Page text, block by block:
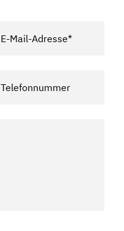
E-Mail-Adresse*
Telefonnummer